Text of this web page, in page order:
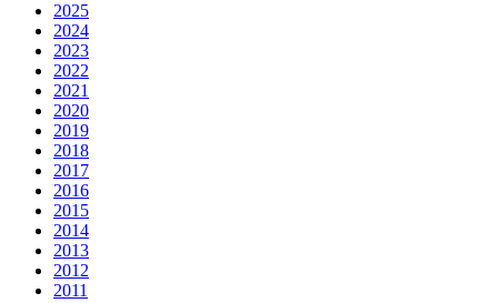
2025
2024
2023
2022
2021
2020
2019
2018
2017
2016
2015
2014
2013
2012
2011